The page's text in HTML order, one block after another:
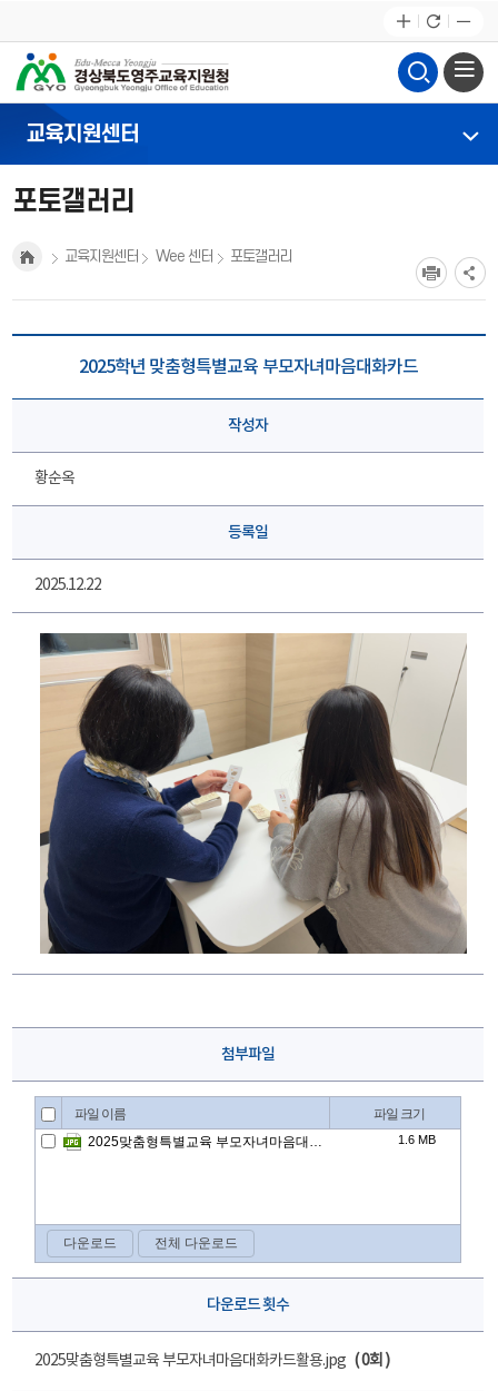
교육지원센터
교육지원센터 Wee 센터 포토갤러리
포토갤러리
2025학년 맞춤형특별교육 부모자녀마음대화카드
작성자
황순옥
등록일
2025.12.22
첨부파일
다운로드 횟수
2025맞춤형특별교육 부모자녀마음대화카드활용.jpg ( 0회 )